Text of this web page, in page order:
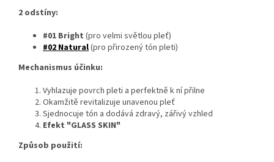
2 odstíny:
#01 Bright (pro velmi světlou pleť)
#02 Natural(pro přirozený tón pleti)
Mechanismus účinku:
Vyhlazuje povrch pleti a perfektně k ní přilne
Okamžitě revitalizuje unavenou pleť
Sjednocuje tón a dodává zdravý, zářivý vzhled
Efekt "GLASS SKIN"
Způsob použití: